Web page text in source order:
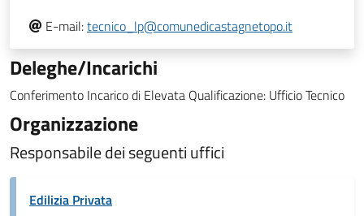
E-mail:tecnico_lp@comunedicastagnetopo.it
Deleghe/Incarichi
Conferimento Incarico di Elevata Qualificazione: Ufficio Tecnico
Organizzazione
Responsabile dei seguenti uffici
Edilizia Privata